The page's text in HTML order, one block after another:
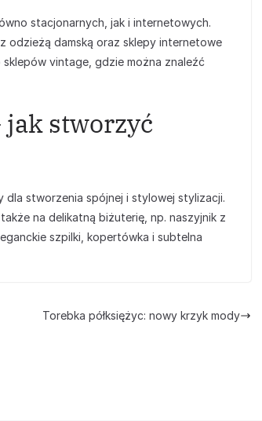
stacjonarnych, jak i internetowych.
odzieżą damską oraz sklepy internetowe
vintage, gdzie można znaleźć
stworzyć
dla stworzenia spójnej i stylowej stylizacji.
na delikatną biżuterię, np. naszyjnik z
szpilki, kopertówka i subtelna
Torebka półksiężyc: nowy krzyk mody